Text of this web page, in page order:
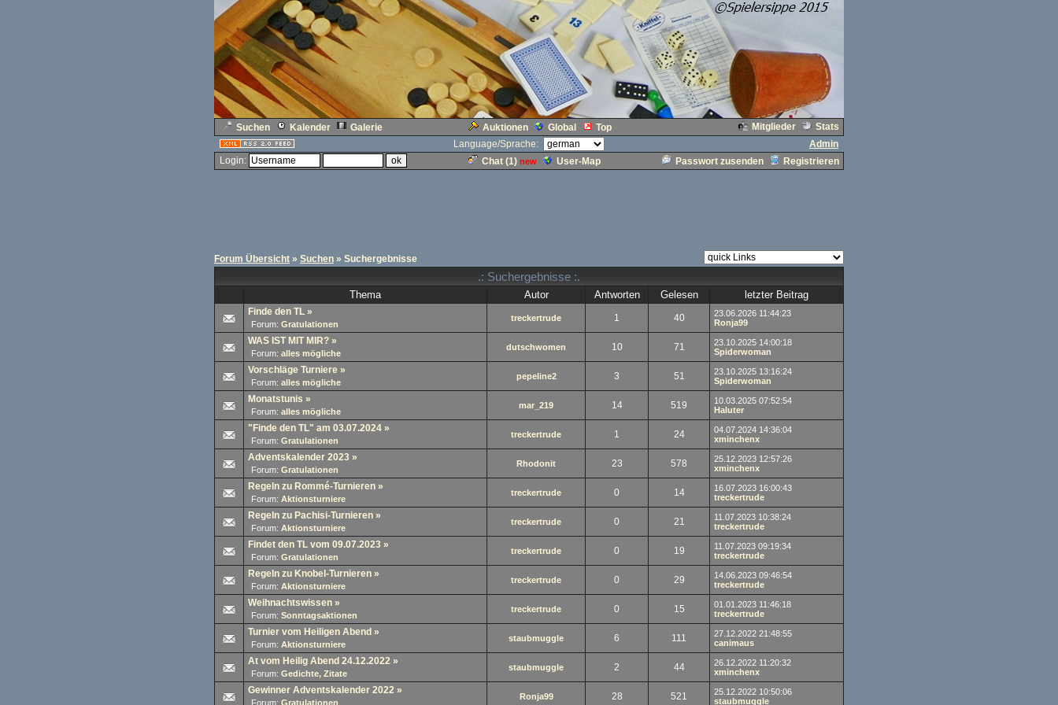
Suchen Kalender Galerie Auktionen Global Top Mitglieder
Stats
Language/Sprache:
Admin
Login:
Chat (1) new User-Map Passwort zusenden Registrieren
Forum Übersicht » Suchen » Suchergebnisse
.: Suchergebnisse :.
Thema Autor Antworten Gelesen letzter Beitrag
Finde den TL »
Forum: Gratulationen
treckertrude 1 40
23.06.2026 11:44:23
Ronja99
WAS IST MIT MIR? »
Forum: alles mögliche
dutschwomen 10 71
23.10.2025 14:00:18
Spiderwoman
Vorschläge Turniere »
Forum: alles mögliche
pepeline2 3 51
23.10.2025 13:16:24
Spiderwoman
Monatstunis »
Forum: alles mögliche
mar_219 14 519
10.03.2025 07:52:54
Haluter
"Finde den TL" am 03.07.2024 »
Forum: Gratulationen
treckertrude 1 24
04.07.2024 14:36:04
xminchenx
Adventskalender 2023 »
Forum: Gratulationen
Rhodonit 23 578
25.12.2023 12:57:26
xminchenx
Regeln zu Rommé-Turnieren »
Forum: Aktionsturniere
treckertrude 0 14
16.07.2023 16:00:43
treckertrude
Regeln zu Pachisi-Turnieren »
Forum: Aktionsturniere
treckertrude 0 21
11.07.2023 10:38:24
treckertrude
Findet den TL vom 09.07.2023 »
Forum: Gratulationen
treckertrude 0 19
11.07.2023 09:19:34
treckertrude
Regeln zu Knobel-Turnieren »
Forum: Aktionsturniere
treckertrude 0 29
14.06.2023 09:46:54
treckertrude
Weihnachtswissen »
Forum: Sonntagsaktionen
treckertrude 0 15
01.01.2023 11:46:18
treckertrude
Turnier vom Heiligen Abend »
Forum: Aktionsturniere
staubmuggle 6 111
27.12.2022 21:48:55
canimaus
At vom Heilig Abend 24.12.2022 »
Forum: Gedichte, Zitate
staubmuggle 2 44
26.12.2022 11:20:32
xminchenx
Gewinner Adventskalender 2022 »
Forum: Gratulationen
Ronja99 28 521
25.12.2022 10:50:06
staubmuggle